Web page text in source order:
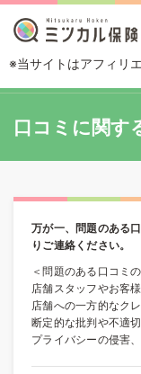
※当サイトはアフィリ
口コミに関す
万が一、問題のある
りご連絡ください。
＜問題のある口コミ
店舗スタッフやお客
店舗への一方的なク
断定的な批判や不適
プライバシーの侵害